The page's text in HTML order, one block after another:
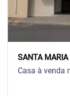
SANTA
Casa à venda